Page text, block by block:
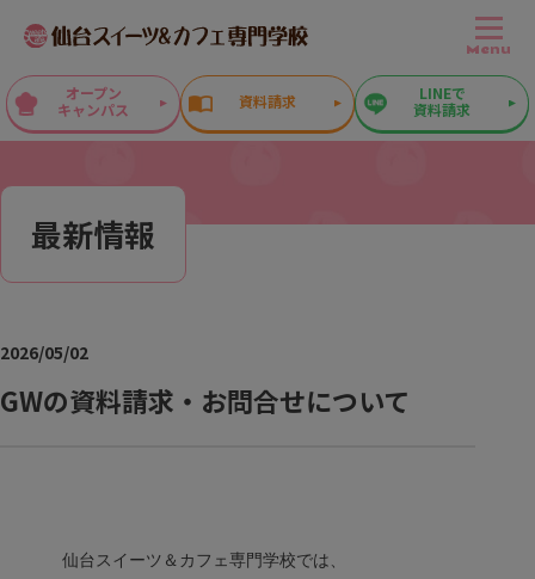
Menu
オープン
キャンパス
資料請求
LINEで
資料請求
最新情報
2026/05/02
GWの資料請求・お問合せについて
仙台スイーツ＆カフェ専門学校では、